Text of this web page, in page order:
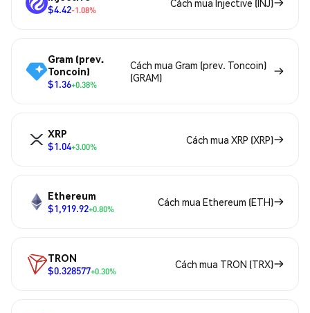
$4.42-1.08%
Cách mua Injective (INJ)
Gram (prev.
Toncoin)
$1.36+0.38%
Cách mua Gram (prev. Toncoin)
(GRAM)
XRP
$1.04+3.00%
Cách mua XRP (XRP)
Ethereum
$1,919.92+0.80%
Cách mua Ethereum (ETH)
TRON
$0.328577+0.30%
Cách mua TRON (TRX)